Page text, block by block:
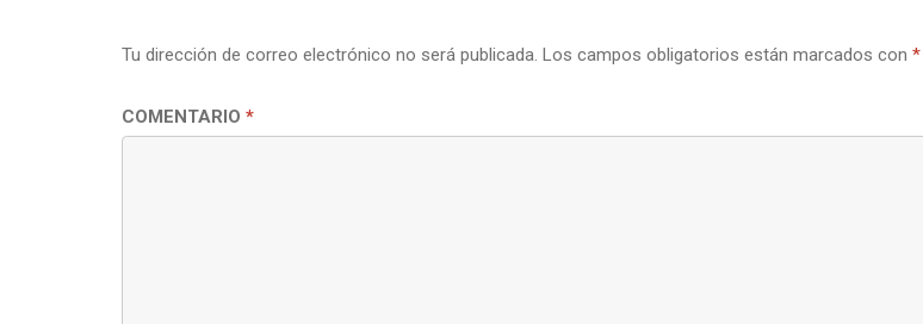
Tu dirección de correo electrónico no será publicada. Los campos obligatorios están marcados con *
COMENTARIO *